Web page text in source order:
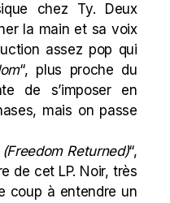
chez Ty. Deux
la main et sa voix
assez pop qui
“, plus proche du
de s’imposer en
mais on passe
Returned)“,
de cet LP. Noir, très
coup à entendre un